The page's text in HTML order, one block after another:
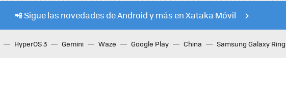
📲 Sigue las novedades de Android y más en Xataka Móvil
HyperOS 3 Gemini Waze Google Play China Samsung Galaxy Ring